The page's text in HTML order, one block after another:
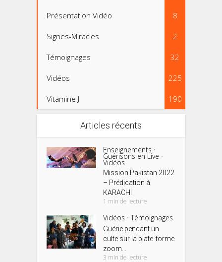
Présentation Vidéo 8
Signes-Miracles 2
Témoignages 32
Vidéos 225
Vitamine J 190
Articles récents
Enseignements •
Guérisons en Live •
Vidéos
Mission Pakistan 2022
– Prédication à
KARACHI
1 min de lecture
Vidéos • Témoignages
Guérie pendant un
culte sur la plate-forme
zoom...
3 min de lecture